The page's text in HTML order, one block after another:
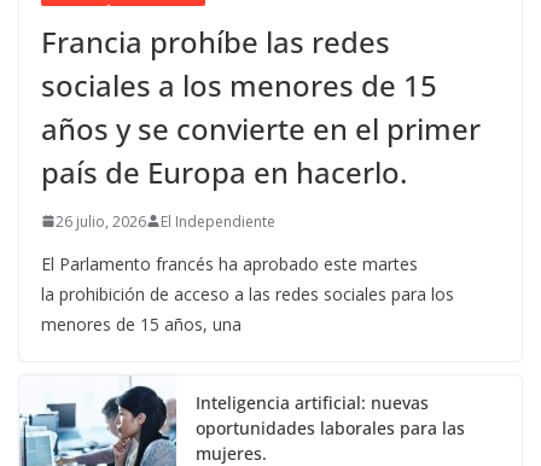
Francia prohíbe las redes
sociales a los menores de 15
años y se convierte en el primer
país de Europa en hacerlo.
26 julio, 2026 El Independiente
El Parlamento francés ha aprobado este martes
la prohibición de acceso a las redes sociales para los
menores de 15 años, una
Inteligencia artificial: nuevas
oportunidades laborales para las
mujeres.